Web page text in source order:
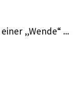
„Wende“ ...